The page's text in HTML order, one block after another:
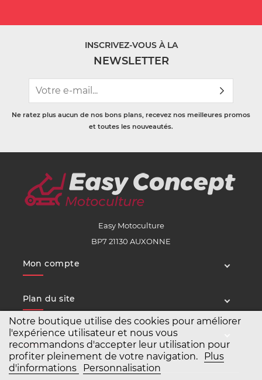
Notre boutique utilise des cookies pour améliorer
l'expérience utilisateur et nous vous
recommandons d'accepter leur utilisation pour
profiter pleinement de votre navigation.
Plus
d'informations
Personnalisation
INSCRIVEZ-VOUS À LA
NEWSLETTER
Ne ratez plus aucun de nos bons plans, recevez nos meilleures promos
et toutes les nouveautés.
Easy Motoculture
BP7 21130 AUXONNE
Mon compte
Plan du site
Service client